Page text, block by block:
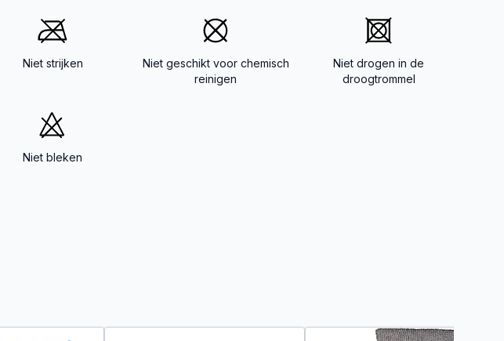
Niet strijken
Niet geschikt voor chemisch
reinigen
Niet drogen in de
droogtrommel
Niet bleken